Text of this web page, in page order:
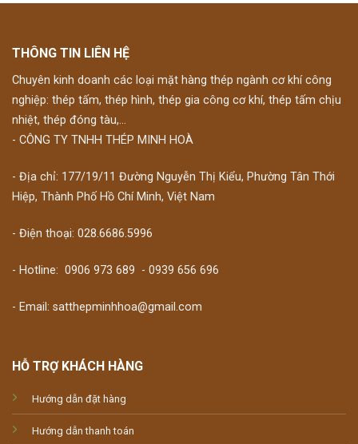
THÔNG TIN LIÊN HỆ
Chuyên kinh doanh các loại mặt hàng thép ngành cơ khí công
nghiệp: thép tấm, thép hình, thép gia công cơ khí, thép tấm chịu
nhiệt, thép đóng tàu,...
- CÔNG TY TNHH THÉP MINH HOÀ
- Địa chỉ: 177/19/11 Đường Nguyễn Thị Kiểu, Phường Tân Thới
Hiệp, Thành Phố Hồ Chí Minh, Việt Nam
- Điện thoại: 028.6686.5996
- Hotline: 0906 973 689 - 0939 656 696
- Email: satthepminhhoa@gmail.com
HỖ TRỢ KHÁCH HÀNG
Hướng dẫn đặt hàng
Hướng dẫn thanh toán